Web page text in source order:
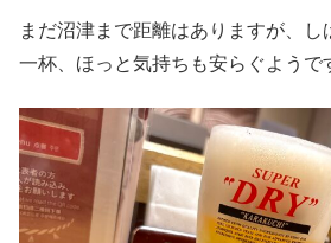
まだ沼津まで距離はありますが、
一杯、ほっと気持ちも安らぐようで